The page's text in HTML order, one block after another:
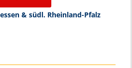
& südl. Rheinland-Pfalz